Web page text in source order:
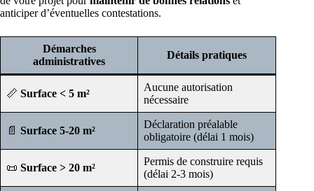
anticiper d’éventuelles contestations.
Démarches
administratives
Détails pratiques
📏 Surface < 5 m²
Aucune autorisation
nécessaire
📄 Surface 5-20 m²
Déclaration préalable
obligatoire (délai 1 mois)
📜 Surface > 20 m²
Permis de construire requis
(délai 2-3 mois)